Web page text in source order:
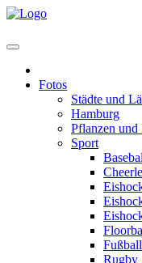
Fotos
Städte und
Hamburg
Pflanzen und
Sport
Fußball
Rugby